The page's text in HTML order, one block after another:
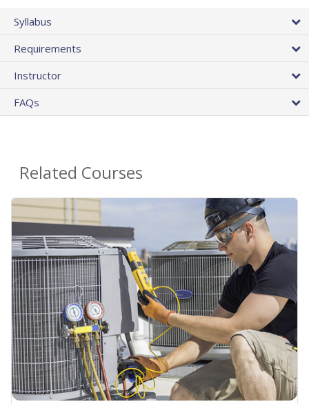
Syllabus
Requirements
Instructor
FAQs
Related Courses